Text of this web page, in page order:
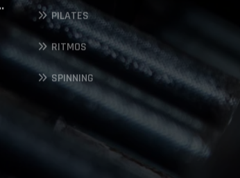
PILATES
RITMOS
SPINNING